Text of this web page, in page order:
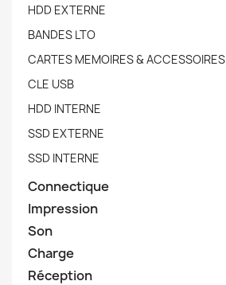
HDD EXTERNE
BANDES LTO
CARTES MEMOIRES & ACCESSOIRES
CLE USB
HDD INTERNE
SSD EXTERNE
SSD INTERNE
Connectique
Impression
Son
Charge
Réception